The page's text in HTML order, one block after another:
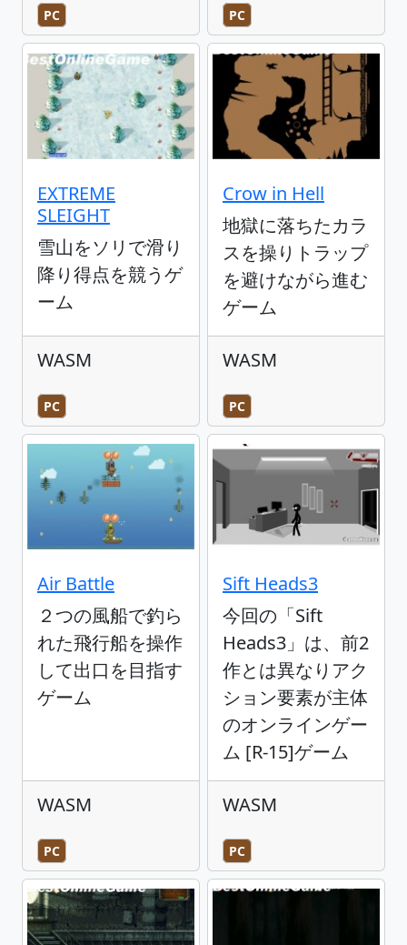
PC PC
EXTREME
SLEIGHT
雪山をソリで滑り
降り得点を競うゲ
ーム
WASM
PC
Crow in Hell
地獄に落ちたカラ
スを操りトラップ
を避けながら進む
ゲーム
WASM
PC
Air Battle
２つの風船で釣ら
れた飛行船を操作
して出口を目指す
ゲーム
WASM
PC
Sift Heads3
今回の「Sift
Heads3」は、前2
作とは異なりアク
ション要素が主体
のオンラインゲー
ム [R-15]ゲーム
WASM
PC